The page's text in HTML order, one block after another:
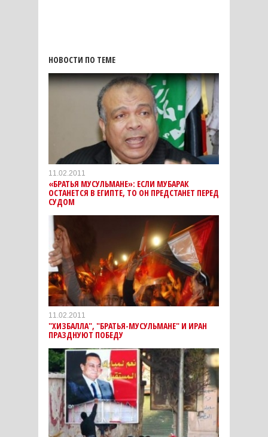
НОВОСТИ ПО ТЕМЕ
11.02.2011
«БРАТЬЯ МУСУЛЬМАНЕ»: ЕСЛИ МУБАРАК
ОСТАНЕТСЯ В ЕГИПТЕ, ТО ОН ПРЕДСТАНЕТ ПЕРЕД
СУДОМ
11.02.2011
"ХИЗБАЛЛА", "БРАТЬЯ-МУСУЛЬМАНЕ" И ИРАН
ПРАЗДНУЮТ ПОБЕДУ